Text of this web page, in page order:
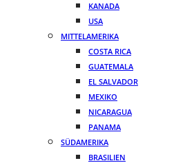
KANADA
USA
MITTELAMERIKA
COSTA RICA
GUATEMALA
EL SALVADOR
MEXIKO
NICARAGUA
PANAMA
SÜDAMERIKA
BRASILIEN